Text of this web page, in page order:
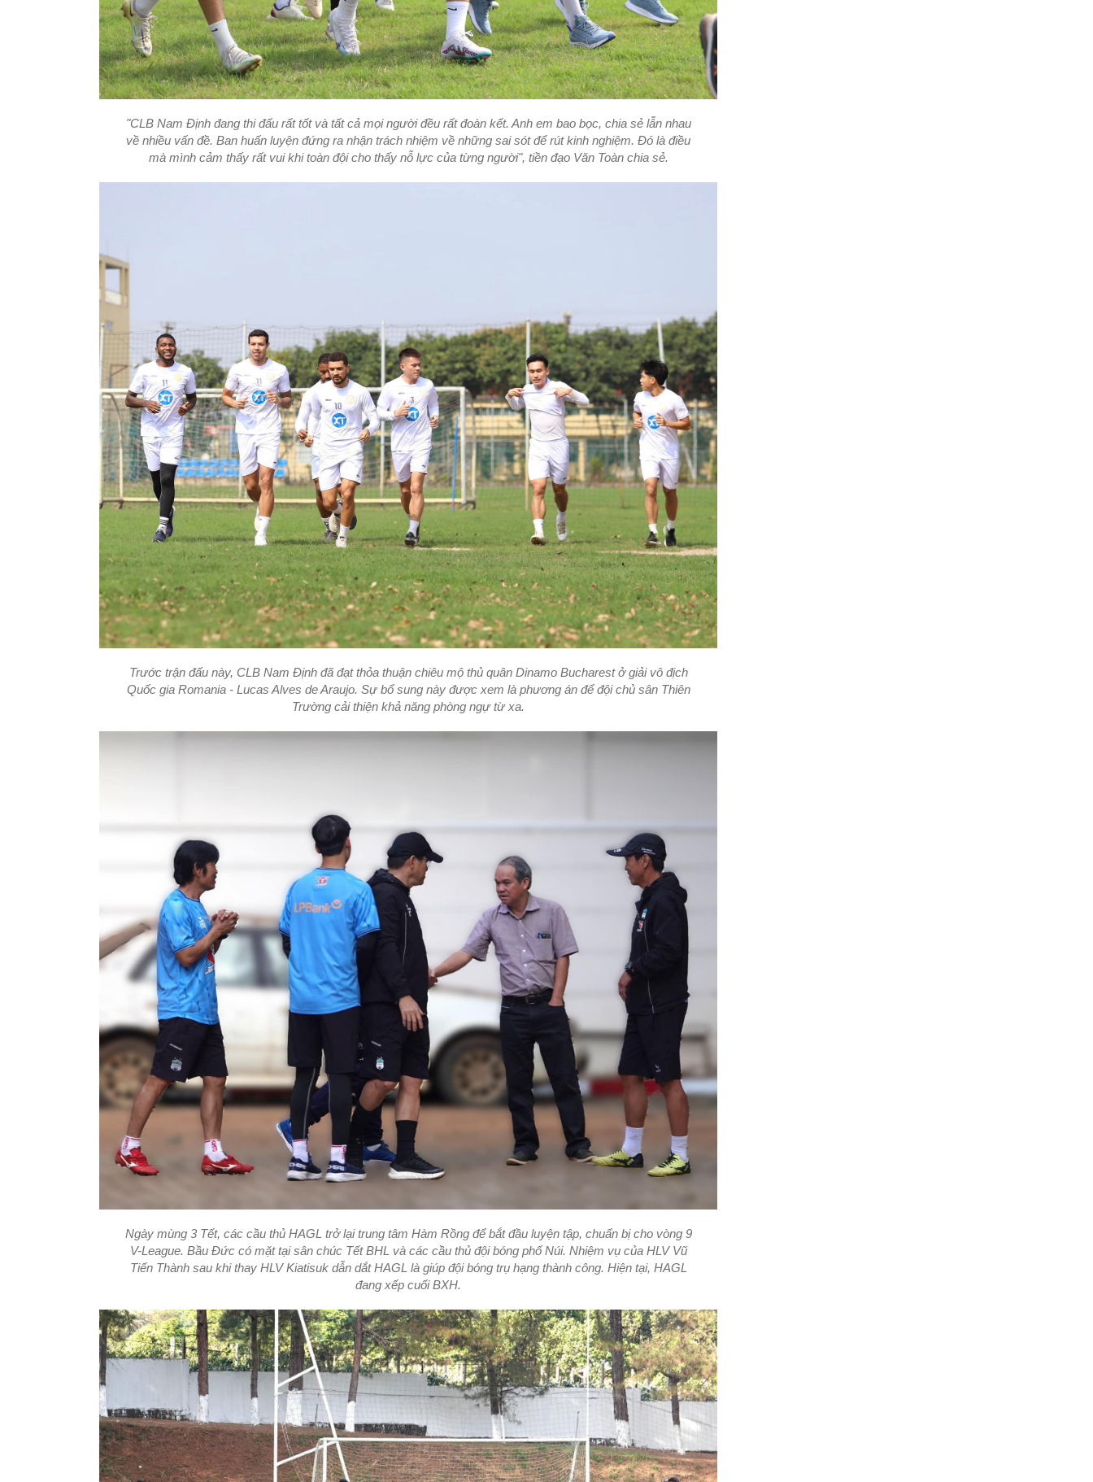
"CLB Nam Định đang thi đấu rất tốt và tất cả mọi người đều rất đoàn kết. Anh em bao bọc, chia sẻ lẫn nhau
về nhiều vấn đề. Ban huấn luyện đứng ra nhận trách nhiệm về những sai sót để rút kinh nghiệm. Đó là điều
mà mình cảm thấy rất vui khi toàn đội cho thấy nỗ lực của từng người", tiền đạo Văn Toàn chia sẻ.
Trước trận đấu này, CLB Nam Định đã đạt thỏa thuận chiêu mộ thủ quân Dinamo Bucharest ở giải vô địch
Quốc gia Romania - Lucas Alves de Araujo. Sự bổ sung này được xem là phương án để đội chủ sân Thiên
Trường cải thiện khả năng phòng ngự từ xa.
Ngày mùng 3 Tết, các cầu thủ HAGL trở lại trung tâm Hàm Rồng để bắt đầu luyện tập, chuẩn bị cho vòng 9
V-League. Bầu Đức có mặt tại sân chúc Tết BHL và các cầu thủ đội bóng phố Núi. Nhiệm vụ của HLV Vũ
Tiến Thành sau khi thay HLV Kiatisuk dẫn dắt HAGL là giúp đội bóng trụ hạng thành công. Hiện tại, HAGL
đang xếp cuối BXH.